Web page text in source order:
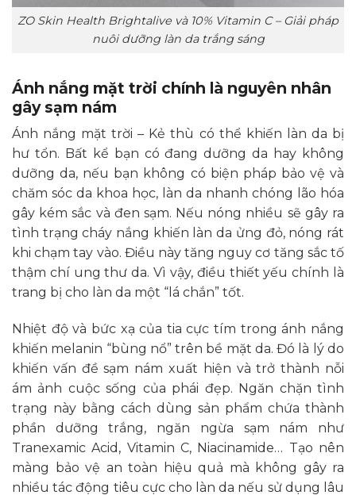
ZO Skin Health Brightalive và 10% Vitamin C – Giải pháp
nuôi dưỡng làn da trắng sáng
Ánh nắng mặt trời chính là nguyên nhân
gây sạm nám
Ánh nắng mặt trời – Kẻ thù có thể khiến làn da bị
hư tổn. Bất kể bạn có đang dưỡng da hay không
dưỡng da, nếu bạn không có biện pháp bảo vệ và
chăm sóc da khoa học, làn da nhanh chóng lão hóa
gây kém sắc và đen sạm. Nếu nóng nhiều sẽ gây ra
tình trạng cháy nắng khiến làn da ửng đỏ, nóng rát
khi chạm tay vào. Điều này tăng nguy cơ tăng sắc tố
thậm chí ung thư da. Vì vậy, điều thiết yếu chính là
trang bị cho làn da một “lá chắn” tốt.
Nhiệt độ và bức xạ của tia cực tím trong ánh nắng
khiến melanin “bùng nổ” trên bề mặt da. Đó là lý do
khiến vấn đề sạm nám xuất hiện và trở thành nỗi
ám ảnh cuộc sống của phái đẹp. Ngăn chặn tình
trạng này bằng cách dùng sản phẩm chứa thành
phần dưỡng trắng, ngăn ngừa sạm nám như
Tranexamic Acid, Vitamin C, Niacinamide… Tạo nên
màng bảo vệ an toàn hiệu quả mà không gây ra
nhiều tác động tiêu cực cho làn da nếu sử dụng lâu